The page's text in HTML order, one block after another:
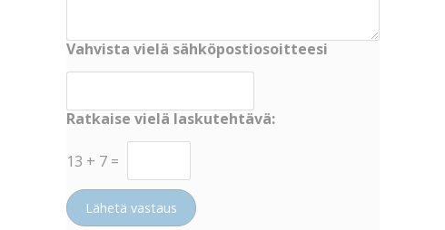
Vahvista vielä sähköpostiosoitteesi
Ratkaise vielä laskutehtävä:
13 + 7 =
Lähetä vastaus